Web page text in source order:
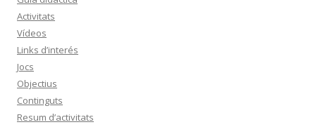
Activitats
Vídeos
Links d’interés
Jocs
Objectius
Continguts
Resum d’activitats